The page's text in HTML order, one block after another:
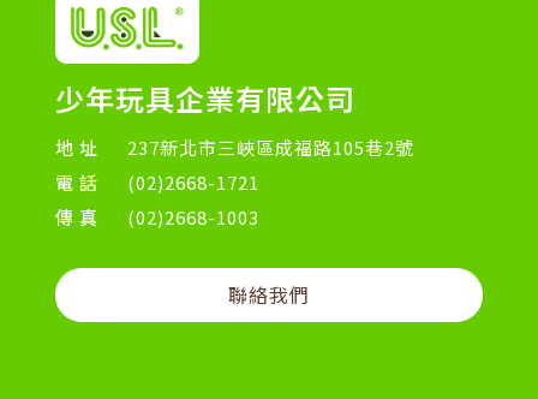
少年玩具企業有限公司
地址
237新北市三峽區成福路105巷2號
電話
(02)2668-1721
傳真
(02)2668-1003
聯絡我們